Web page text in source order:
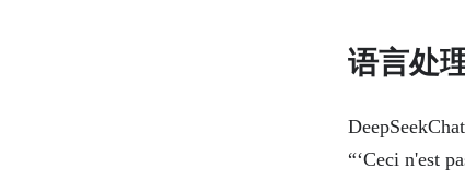
语言处
“‘Ceci n'est